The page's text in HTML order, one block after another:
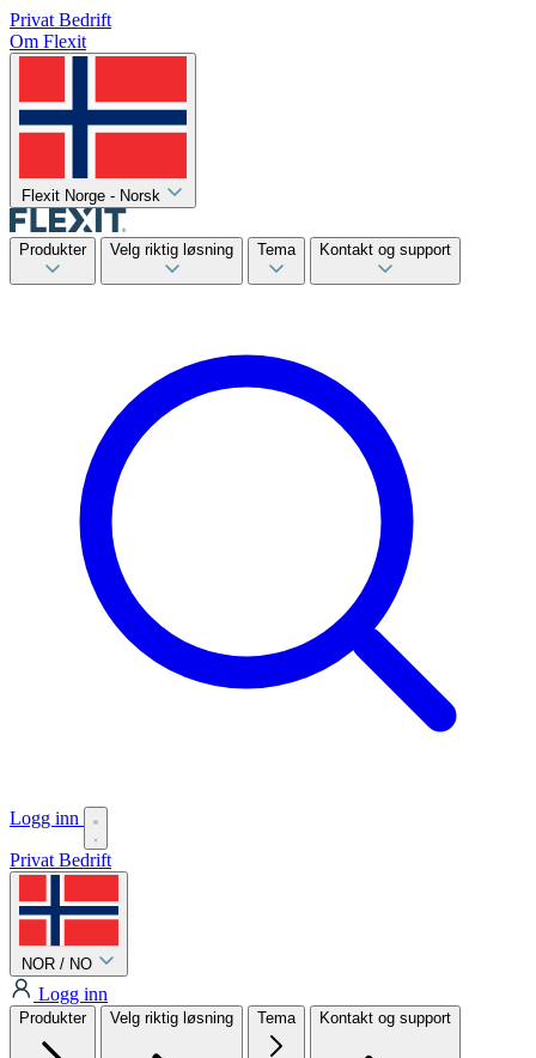
Privat Bedrift
Om Flexit
Flexit Norge - Norsk
Produkter Velg riktig løsning Tema Kontakt og support
Logg inn
Privat Bedrift
NOR / NO
Logg inn
Produkter Velg riktig løsning Tema Kontakt og support